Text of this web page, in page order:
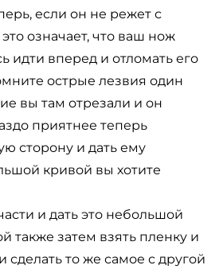
если он не режет с
означает, что ваш нож
идти вперед и отломать его
острые лезвия один
вы там отрезали и он
приятнее теперь
сторону и дать ему
кривой вы хотите
и дать это небольшой
также затем взять пленку и
сделать то же самое с другой